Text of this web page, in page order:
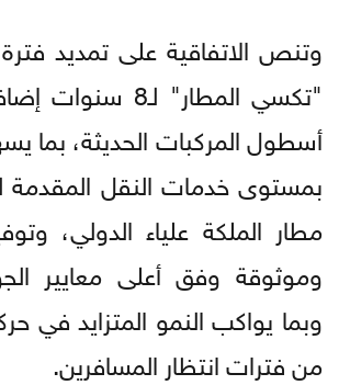
وتنص الاتفاقية على تمديد
"تكسي المطار"
أسطول المركبات الحديثة، بما
بمستوى خدمات النقل المقدمة
مطار الملكة علياء الدولي،
وموثوقة وفق أعلى معايير
وبما يواكب النمو المتزايد في
من فترات انتظار المسافرين.